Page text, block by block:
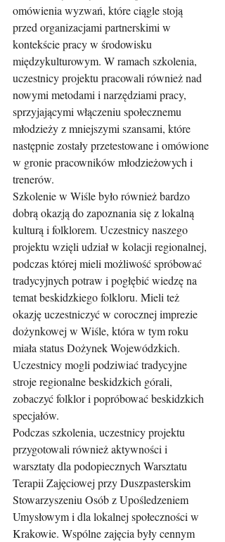
omówienia wyzwań, które ciągle stoją
przed organizacjami partnerskimi w
kontekście pracy w środowisku
międzykulturowym. W ramach szkolenia,
uczestnicy projektu pracowali również nad
nowymi metodami i narzędziami pracy,
sprzyjającymi włączeniu społecznemu
młodzieży z mniejszymi szansami, które
następnie zostały przetestowane i omówione
w gronie pracowników młodzieżowych i
trenerów.
Szkolenie w Wiśle było również bardzo
dobrą okazją do zapoznania się z lokalną
kulturą i folklorem. Uczestnicy naszego
projektu wzięli udział w kolacji regionalnej,
podczas której mieli możliwość spróbować
tradycyjnych potraw i pogłębić wiedzę na
temat beskidzkiego folkloru. Mieli też
okazję uczestniczyć w corocznej imprezie
dożynkowej w Wiśle, która w tym roku
miała status Dożynek Wojewódzkich.
Uczestnicy mogli podziwiać tradycyjne
stroje regionalne beskidzkich górali,
zobaczyć folklor i popróbować beskidzkich
specjałów.
Podczas szkolenia, uczestnicy projektu
przygotowali również aktywności i
warsztaty dla podopiecznych Warsztatu
Terapii Zajęciowej przy Duszpasterskim
Stowarzyszeniu Osób z Upośledzeniem
Umysłowym i dla lokalnej społeczności w
Krakowie. Wspólne zajęcia były cennym